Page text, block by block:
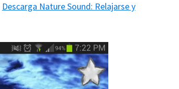
Descarga Nature Sound: Relajarse y